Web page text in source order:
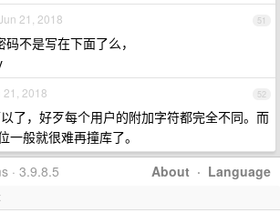
51
21, 2018
码不是写在下面了么，
52
21, 2018
了，好歹每个用户的附加字符都完全不同。而
一般就很难再撞库了。
About · Language
· 3.9.8.5